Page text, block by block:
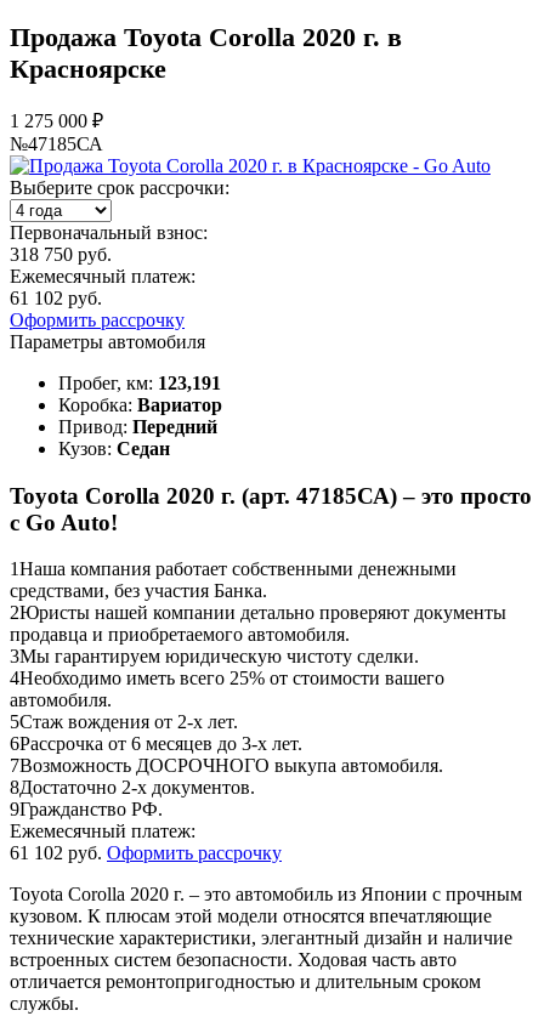
Продажа Toyota Corolla 2020 г. в
Красноярске
1 275 000 ₽
№47185СА
Выберите срок рассрочки:
Первоначальный взнос:
318 750 руб.
Ежемесячный платеж:
61 102 руб.
Оформить рассрочку
Параметры автомобиля
Пробег, км: 123,191
Коробка: Вариатор
Привод: Передний
Кузов: Седан
Toyota Corolla 2020 г. (арт. 47185СА) – это просто
с Go Auto!
1Наша компания работает собственными денежными
средствами, без участия Банка.
2Юристы нашей компании детально проверяют документы
продавца и приобретаемого автомобиля.
3Мы гарантируем юридическую чистоту сделки.
4Необходимо иметь всего 25% от стоимости вашего
автомобиля.
5Стаж вождения от 2-х лет.
6Рассрочка от 6 месяцев до 3-х лет.
7Возможность ДОСРОЧНОГО выкупа автомобиля.
8Достаточно 2-х документов.
9Гражданство РФ.
Ежемесячный платеж:
61 102 руб. Оформить рассрочку
Toyota Corolla 2020 г. – это автомобиль из Японии с прочным
кузовом. К плюсам этой модели относятся впечатляющие
технические характеристики, элегантный дизайн и наличие
встроенных систем безопасности. Ходовая часть авто
отличается ремонтопригодностью и длительным сроком
службы.